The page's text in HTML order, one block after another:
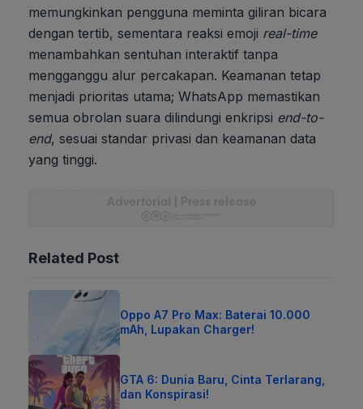
memungkinkan pengguna meminta giliran bicara
dengan tertib, sementara reaksi emoji real-time
menambahkan sentuhan interaktif tanpa
mengganggu alur percakapan. Keamanan tetap
menjadi prioritas utama; WhatsApp memastikan
semua obrolan suara dilindungi enkripsi end-to-
end, sesuai standar privasi dan keamanan data
yang tinggi.
Related Post
Oppo A7 Pro Max: Baterai 10.000
mAh, Lupakan Charger!
GTA 6: Dunia Baru, Cinta Terlarang,
dan Konspirasi!